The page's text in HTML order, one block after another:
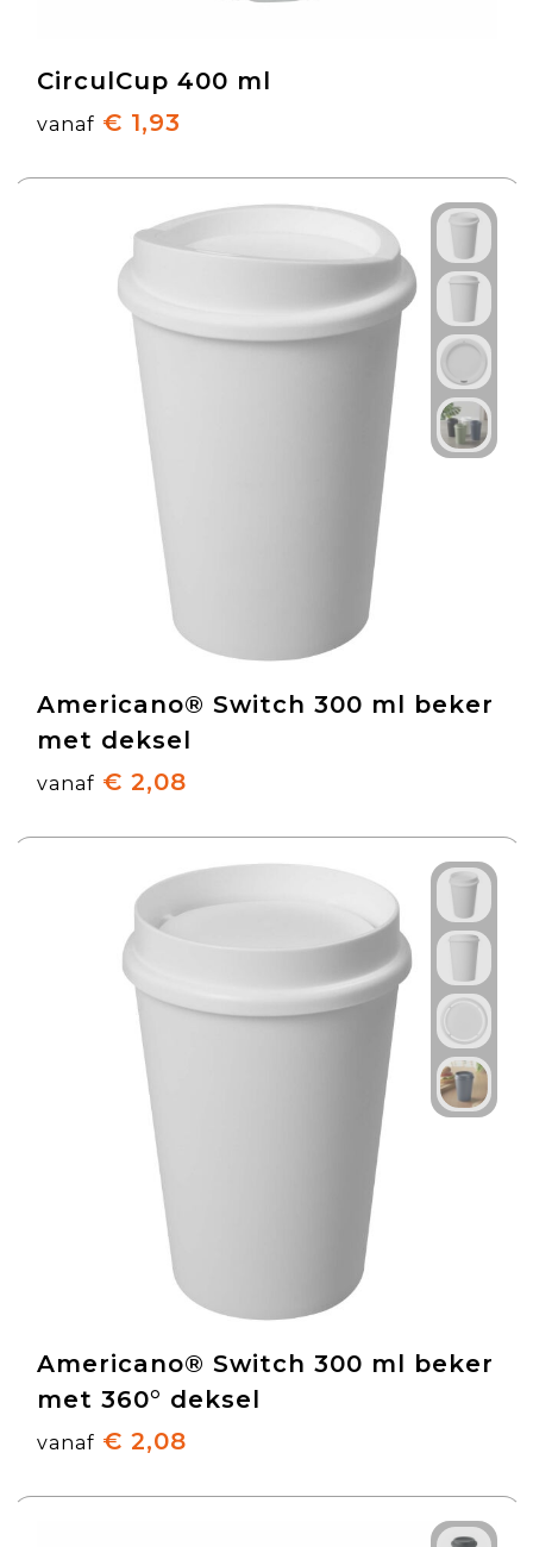
CirculCup 400 ml
vanaf € 1,93
Americano® Switch 300 ml beker
met deksel
vanaf € 2,08
Americano® Switch 300 ml beker
met 360° deksel
vanaf € 2,08